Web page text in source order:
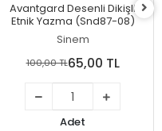
Avantgard Desenli Dikişli
Etnik Yazma (Snd87-08)
Sinem
100,00 TL65,00 TL
Adet